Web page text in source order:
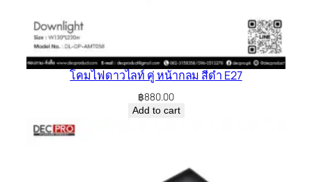
โคมไฟดาวไลท์ คู่ หน้ากลม สีดำ E27
฿880.00
Add to cart